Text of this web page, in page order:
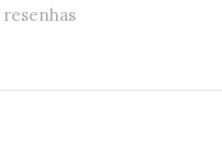
resenhas